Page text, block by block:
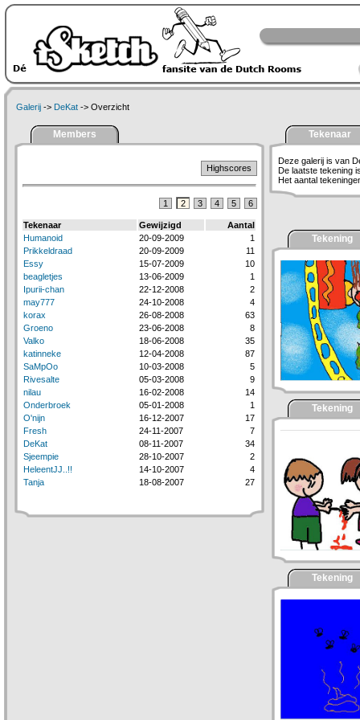
Galerij -> DeKat -> Overzicht
Members
Highscores
1 2 3 4 5 6
Tekenaar Gewijzigd
Aantal
Humanoid
20-09-2009
1
Prikkeldraad
20-09-2009
11
Essy
15-07-2009
10
beagletjes
13-06-2009
1
Ipurii-chan
22-12-2008
2
may777
24-10-2008
4
korax
26-08-2008
63
Groeno
23-06-2008
8
Valko
18-06-2008
35
katinneke
12-04-2008
87
SaMpOo
10-03-2008
5
Rivesalte
05-03-2008
9
nilau
16-02-2008
14
Onderbroek
05-01-2008
1
O'nijn
16-12-2007
17
Fresh
24-11-2007
7
DeKat
08-11-2007
34
Sjeempie
28-10-2007
2
HeleentJJ..!!
14-10-2007
4
Tanja
18-08-2007 27
Tekenaar
Deze galerij is van
De laatste tekening
Het aantal
Tekening
Tekening
Tekening